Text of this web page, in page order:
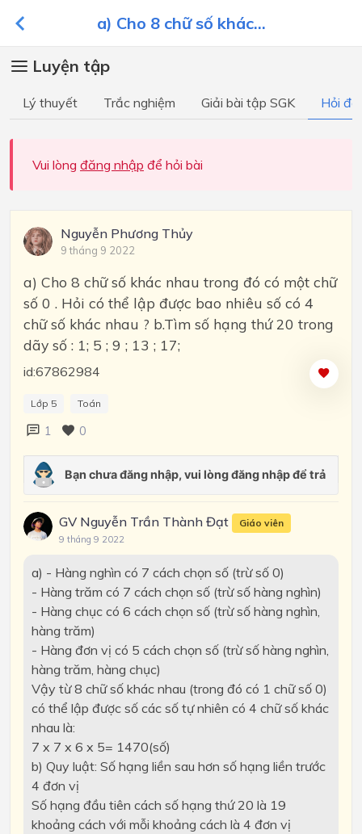
a) Cho 8 chữ số khác...
Luyện tập
Lý thuyết Trắc nghiệm Giải bài tập SGK Hỏi
Vui lòng đăng nhập để hỏi bài
Nguyễn Phương Thủy
9 tháng 9 2022
a) Cho 8 chữ số khác nhau trong đó có một chữ
số 0 . Hỏi có thể lập được bao nhiêu số có 4
chữ số khác nhau ? b.Tìm số hạng thứ 20 trong
dãy số : 1; 5 ; 9 ; 13 ; 17;
id:67862984
Lớp 5 Toán
1 0
GV Nguyễn Trần Thành Đạt Giáo viên
9 tháng 9 2022
a) - Hàng nghìn có 7 cách chọn số (trừ số 0)
- Hàng trăm có 7 cách chọn số (trừ số hàng nghìn)
- Hàng chục có 6 cách chọn số (trừ số hàng nghìn,
hàng trăm)
- Hàng đơn vị có 5 cách chọn số (trừ số hàng nghìn,
hàng trăm, hàng chục)
Vậy từ 8 chữ số khác nhau (trong đó có 1 chữ số 0)
có thể lập được số các số tự nhiên có 4 chữ số khác
nhau là:
7 x 7 x 6 x 5= 1470(số)
b) Quy luật: Số hạng liền sau hơn số hạng liền trước
4 đơn vị
Số hạng đầu tiên cách số hạng thứ 20 là 19
khoảng cách với mỗi khoảng cách là 4 đơn vị